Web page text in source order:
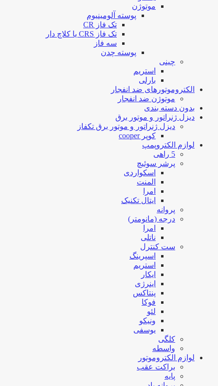
موتوژن
پوسته آلومینیوم
تک فاز CR
تک فاز CRS یا کلاچ دار
سه فاز
پوسته چدن
چینی
استریم
بارلی
الکتروموتورهای ضد انفجار
موتوژن ضد انفجار
بدون دسته بندی
دیزل ژنراتور و موتور برق
دیزل ژنراتور و موتور برق تکفاز
کوپر cooper
لوازم الکتروپمپ
5 راهی
پرشر سوئیچ
اسکواردی
المنت
امرا
ایتال تکنیک
پروانه
درجه (مانومتر)
امرا
ناتلی
ست کنترل
اسپرینگ
استریم
ایکار
اینرژی
پنتاکس
فوکا
لئو
ونیکو
یوسفی
کلگی
واسطه
لوازم الکتروموتور
براکت عقب
پایه